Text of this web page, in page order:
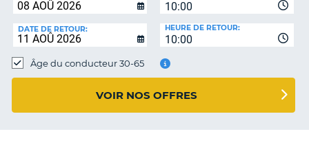
RESTITUTION:
10:00
DATE DE RETOUR:
10:00
HEURE DE RETOUR:
Âge du conducteur 30-65
VOIR NOS OFFRES